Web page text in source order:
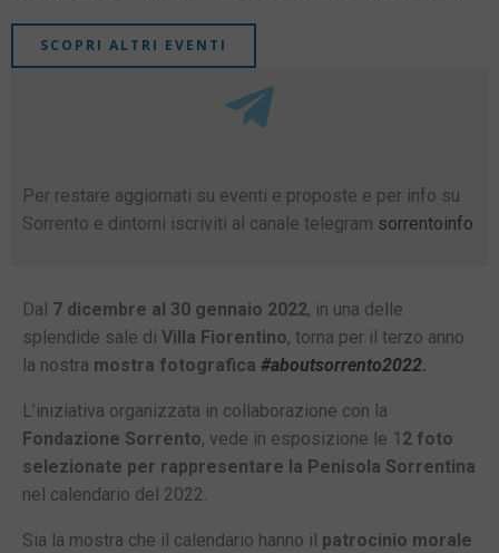
SCOPRI ALTRI EVENTI
Per restare aggiornati su eventi e proposte e per info su
Sorrento e dintorni iscriviti al canale telegram sorrentoinfo
Dal 7 dicembre al 30 gennaio 2022, in una delle
splendide sale di Villa Fiorentino, torna per il terzo anno
la nostra mostra fotografica #aboutsorrento2022.
L’iniziativa organizzata in collaborazione con la
Fondazione Sorrento, vede in esposizione le 1 2 foto
selezionate per rappresentare la Penisola Sorrentina
nel calendario del 2022.
Sia la mostra che il calendario hanno il patrocinio morale